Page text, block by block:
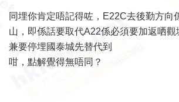
同埋你肯定唔記得咗，E22C去後勤方向
山，即係話要取代A22係必須要加返哂觀
兼要停埋國泰城先替代到
咁，點解覺得無唔同？